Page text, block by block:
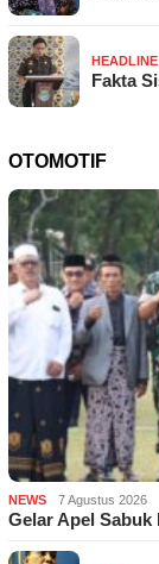
HEADLINE
Fakta
OTOMOTIF
NEWS 7 Agustus 2026
Gelar Apel